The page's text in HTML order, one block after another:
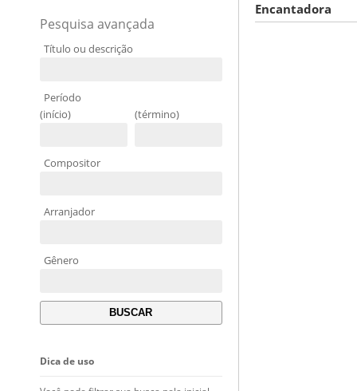
Pesquisa avançada
Título ou descrição
Período
(início)
(término)
Compositor
Arranjador
Gênero
Dica de uso
Encantadora